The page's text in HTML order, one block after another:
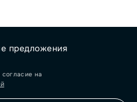
предложения
на